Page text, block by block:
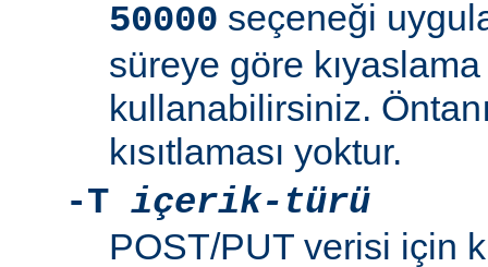
50000 seçeneği
süreye göre
kullanabilirsiniz.
kısıtlaması yoktur.
-T içerik-türü
POST/PUT verisi için